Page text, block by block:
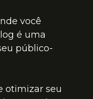
você
é uma
público-
otimizar seu